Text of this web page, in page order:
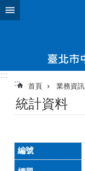
跳到主要內容區塊
:::
:::
首頁 業務資訊
統計資料